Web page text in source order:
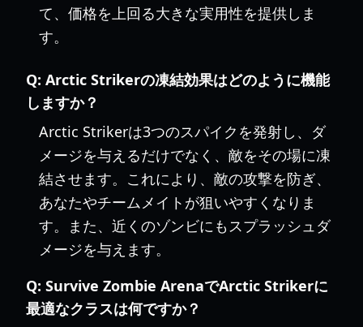
て、価格を上回る大きな実用性を提供しま
す。
Q: Arctic Strikerの凍結効果はどのように機能
しますか？
Arctic Strikerは3つのスパイクを発射し、ダ
メージを与えるだけでなく、敵をその場に凍
結させます。これにより、敵の攻撃を防ぎ、
あなたやチームメイトが狙いやすくなりま
す。また、近くのゾンビにもスプラッシュダ
メージを与えます。
Q: Survive Zombie ArenaでArctic Strikerに
最適なクラスは何ですか？